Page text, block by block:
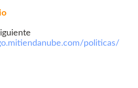
politicas/